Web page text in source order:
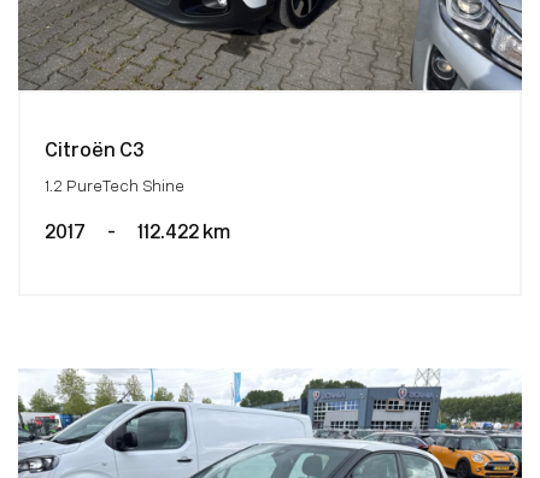
Citroën C3
1.2 PureTech Shine
2017 - 112.422 km